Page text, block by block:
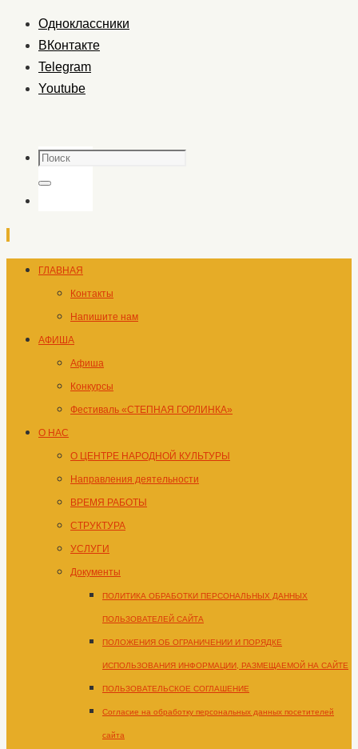
Одноклассники
ВКонтакте
Telegram
Youtube
Поиск
Поиск
Перейти
содержимому
ГЛАВНАЯ
Контакты
Напишите нам
АФИША
Афиша
Конкурсы
Фестиваль «СТЕПНАЯ ГОРЛИНКА»
О НАС
О ЦЕНТРЕ НАРОДНОЙ КУЛЬТУРЫ
Направления деятельности
ВРЕМЯ РАБОТЫ
СТРУКТУРА
УСЛУГИ
Документы
ПОЛИТИКА ОБРАБОТКИ ПЕРСОНАЛЬНЫХ ДАННЫХ
ПОЛЬЗОВАТЕЛЕЙ САЙТА
ПОЛОЖЕНИЯ ОБ ОГРАНИЧЕНИИ И ПОРЯДКЕ
ИСПОЛЬЗОВАНИЯ ИНФОРМАЦИИ, РАЗМЕЩАЕМОЙ НА САЙТЕ
ПОЛЬЗОВАТЕЛЬСКОЕ СОГЛАШЕНИЕ
Согласие на обработку персональных данных посетителей
сайта